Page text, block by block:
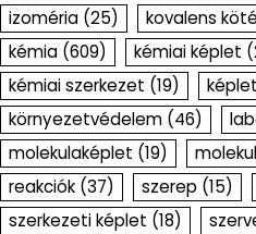
izoméria (25) kovalens
kémia (609) kémiai képlet
kémiai szerkezet (19) képlet
környezetvédelem (46)
molekulaképlet (19)
reakciók (37) szerep (15)
szerkezeti képlet (18)